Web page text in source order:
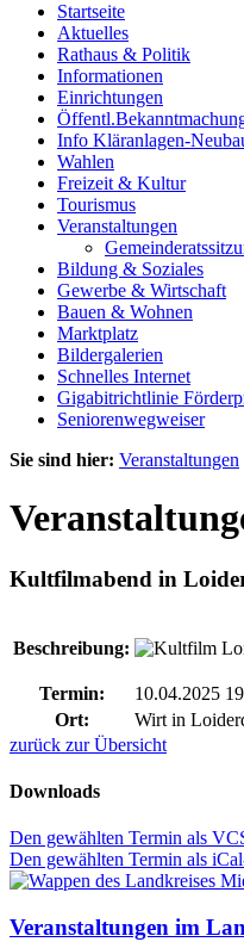
Startseite
Aktuelles
Rathaus & Politik
Informationen
Einrichtungen
Info Kläranlagen-
Wahlen
Freizeit & Kultur
Tourismus
Veranstaltungen
Bildung & Soziales
Gewerbe & Wirtschaft
Bauen & Wohnen
Marktplatz
Bildergalerien
Schnelles Internet
Gigabitrichtlinie
Seniorenwegweiser
Sie sind hier: Veranstaltungen
Kultfilmabend in
Beschreibung:
Termin:
10.04.2025
Ort:
Wirt in
zurück zur Übersicht
Downloads
Den gewählten Termin als
Den gewählten Termin als
Veranstaltungen im